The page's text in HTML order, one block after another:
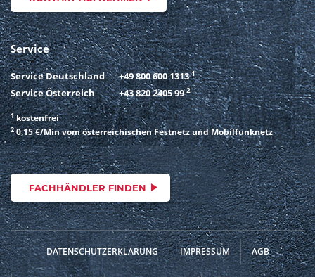
Service
Service Deutschland +49 800 600 1313 1
Service Österreich +43 820 2405 99 2
1kostenfrei
20,15 €/Min vom österreichischen Festnetz und Mobilfunknetz
FACHHÄNDLER FINDEN
DATENSCHUTZERKLÄRUNG IMPRESSUM AGB